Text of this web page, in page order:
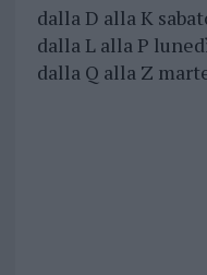
dalla D alla K
dalla L alla P
dalla Q alla Z